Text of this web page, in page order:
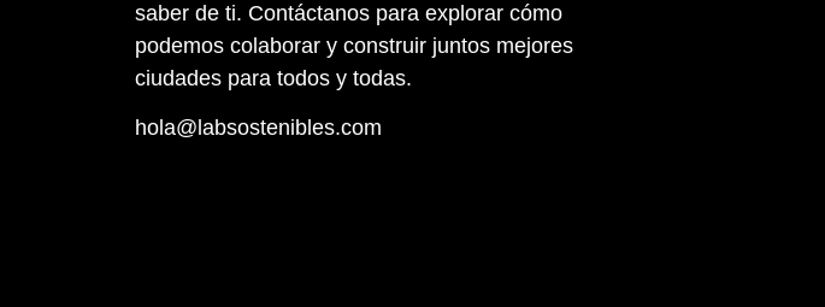
saber de ti. Contáctanos para explorar cómo
podemos colaborar y construir juntos mejores
ciudades para todos y todas.
hola@labsostenibles.com